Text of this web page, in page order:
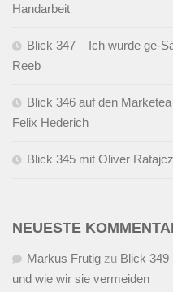
Handarbeit
Blick 347 – Ich wurde ge-
Reeb
Blick 346 auf den
Felix Hederich
Blick 345 mit Oliver
NEUESTE
Markus Frutig zu Blick 349
und wie wir sie vermeiden